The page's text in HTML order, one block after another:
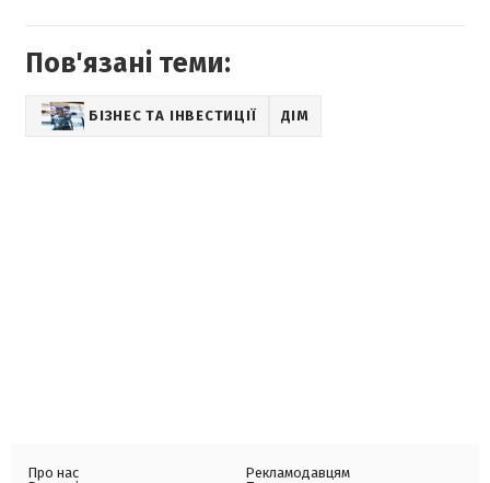
Пов'язані теми:
БІЗНЕС ТА ІНВЕСТИЦІЇ ДІМ
Про нас
Рекламодавцям